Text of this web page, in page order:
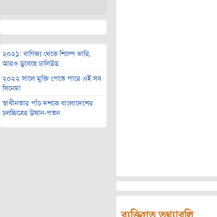
২০২১: বাণিজ্য থেকে শিল্পে ভারি,
আরও ডুবেছে ঢালিউড
২০২২ সালে মুক্তি পেতে পারে এই সব
সিনেমা
স্বাধীনতার পাঁচ দশকে বাংলাদেশের
চলচ্চিত্রের উত্থান-পতন